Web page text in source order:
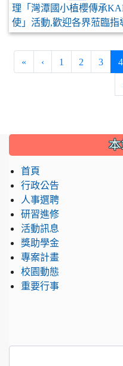
理「灣潭國小植櫻傳承
使」活動,歡迎各界蒞臨指
« ‹ 1 2 3 4
:::
首頁
行政公告
人事選聘
研習進修
活動訊息
獎助學金
專案計畫
校園動態
重要行事